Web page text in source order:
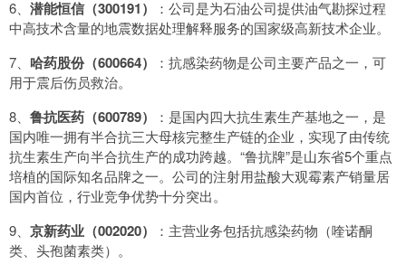
6、 潜能恒信（300191）
：公司是为石油公司提供油气勘探过程
中高技术含量的地震数据处理解释服务的国家级高新技术企业。
7、 哈药股份（600664）
：抗感染药物是公司主要产品之一，可
用于震后伤员救治。
8、 鲁抗医药（600789）
：是国内四大抗生素生产基地之一，是
国内唯一拥有半合抗三大母核完整生产链的企业，实现了由传统
抗生素生产向半合抗生产的成功跨越。“鲁抗牌”是山东省5个重点
培植的国际知名品牌之一。公司的注射用盐酸大观霉素产销量居
国内首位，行业竞争优势十分突出。
9、 京新药业（002020）
：主营业务包括抗感染药物（喹诺酮
类、头孢菌素类）。